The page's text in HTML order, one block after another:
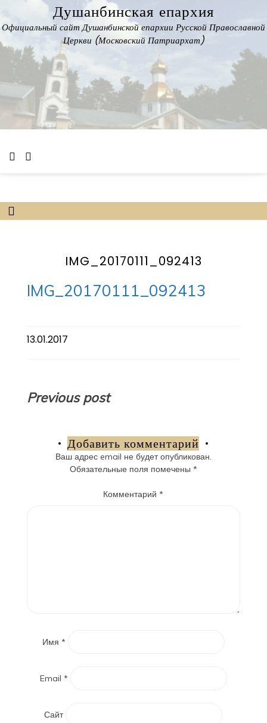
to
content
Душанбинская епархия
Официальный сайт Душанбинской епархии Русской Православной
Церкви (Московский Патриархат)
IMG_20170111_092413
IMG_20170111_092413
13.01.2017
Навигация
записям
Previous post
Добавить комментарий
Ваш адрес email не будет опубликован.
Обязательные поля помечены *
Комментарий*
Имя *
Email *
Сайт